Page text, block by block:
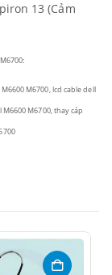
13 (Cảm
M6700, lcd cable dell
M6700, thay cáp